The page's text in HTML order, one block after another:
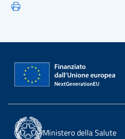
Ministero della Salute